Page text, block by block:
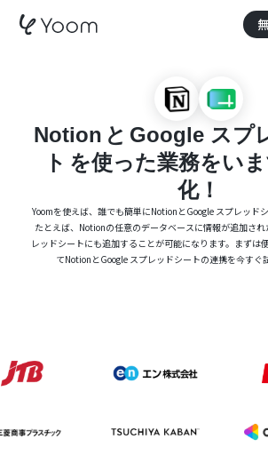
Notion と Google スプ
ト を使った業務をい
化！
Yoomを使えば、誰でも簡単にNotionとGoogle スプレッド
たとえば、Notionの任意のデータベースに情報が追加さ
レッドシートにも追加することが可能になります。まずは
てNotionとGoogle スプレッドシートの連携を今すぐ